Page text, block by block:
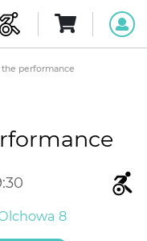
the performance
8